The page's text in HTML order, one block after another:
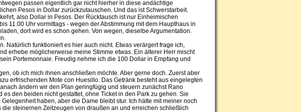
passen eigentlich gar nicht hierher in diese andächtige
Pesos in Dollar zurückzutauschen. Und das ist Schwerstarbeit.
also Dollar in Pesos. Der Rücktausch ist nur Einheimischen
11.00 Uhr vormittags - wegen der Abstimmung mit dem Haupthaus in
dort wird es schon gehen. Von wegen, dieselbe Argumentation.
Natürlich funktioniert es hier auch nicht. Etwas verärgert frage ich,
erhebe möglicherweise meine Stimme etwas. Ein älterer Herr mischt
Portemonnaie. Freudig nehme ich die 100 Dollar in Empfang und
ob ich mich ihnen anschließen möchte. Aber gerne doch. Zuerst aber
erfrischenden Mote con Huesillo. Das Getränk besteht aus eingelegten
ändern wir den Plan geringfügig und steuern zunächst Rano
den beiden nicht gestattet, ohne Ticket in den Park zu gehen. Sie
haben, aber die Dame bleibt stur. Ich hätte mit meiner noch
steinernen Zeitzeugen von draußen an und erreichen schließlich